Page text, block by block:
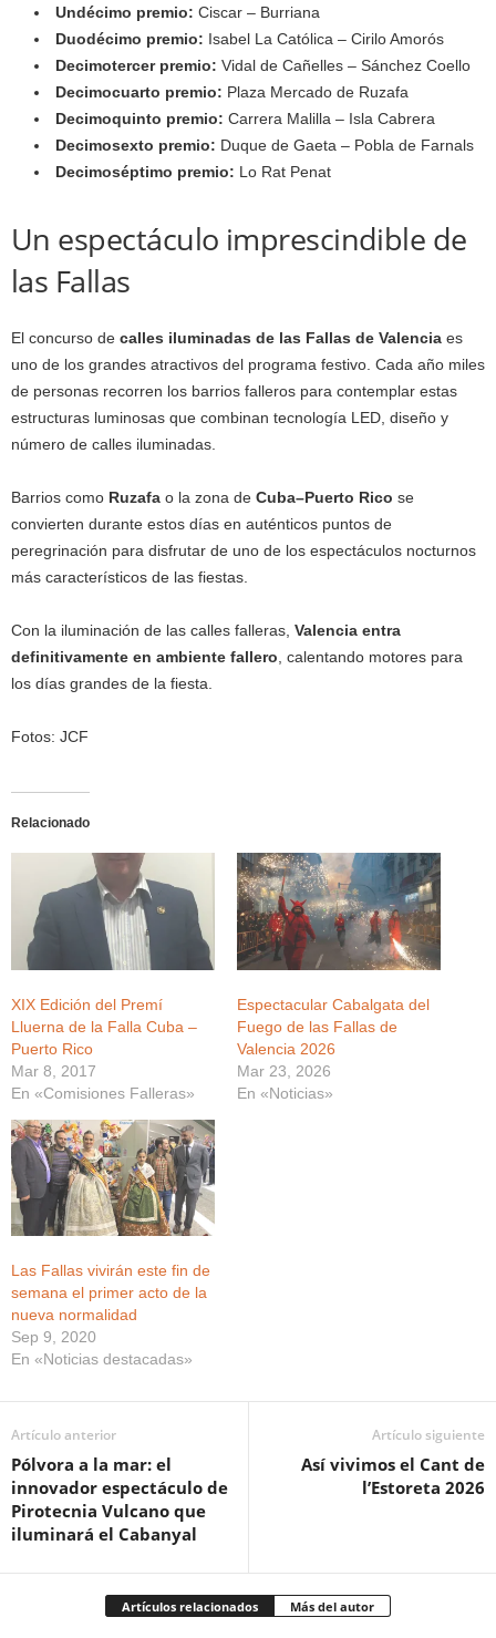
Undécimo premio: Ciscar – Burriana
Duodécimo premio: Isabel La Católica – Cirilo Amorós
Decimotercer premio: Vidal de Cañelles – Sánchez Coello
Decimocuarto premio: Plaza Mercado de Ruzafa
Decimoquinto premio: Carrera Malilla – Isla Cabrera
Decimosexto premio: Duque de Gaeta – Pobla de Farnals
Decimoséptimo premio: Lo Rat Penat
Un espectáculo imprescindible de
las Fallas
El concurso de calles iluminadas de las Fallas de Valencia es
uno de los grandes atractivos del programa festivo. Cada año miles
de personas recorren los barrios falleros para contemplar estas
estructuras luminosas que combinan tecnología LED, diseño y
número de calles iluminadas.
Barrios como Ruzafa o la zona de Cuba–Puerto Rico se
convierten durante estos días en auténticos puntos de
peregrinación para disfrutar de uno de los espectáculos nocturnos
más característicos de las fiestas.
Con la iluminación de las calles falleras, Valencia entra
definitivamente en ambiente fallero, calentando motores para
los días grandes de la fiesta.
Fotos: JCF
Relacionado
XIX Edición del Premí
Lluerna de la Falla Cuba –
Puerto Rico
Mar 8, 2017
En «Comisiones Falleras»
Espectacular Cabalgata del
Fuego de las Fallas de
Valencia 2026
Mar 23, 2026
En «Noticias»
Las Fallas vivirán este fin de
semana el primer acto de la
nueva normalidad
Sep 9, 2020
En «Noticias destacadas»
Artículo anterior
Pólvora a la mar: el
innovador espectáculo de
Pirotecnia Vulcano que
iluminará el Cabanyal
Artículo siguiente
Así vivimos el Cant de
l’Estoreta 2026
Artículos relacionados Más del autor